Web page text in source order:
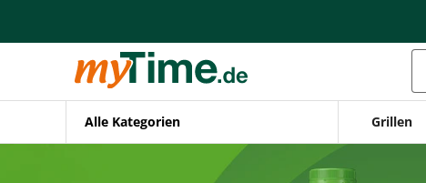
Alle Kategorien Grillen